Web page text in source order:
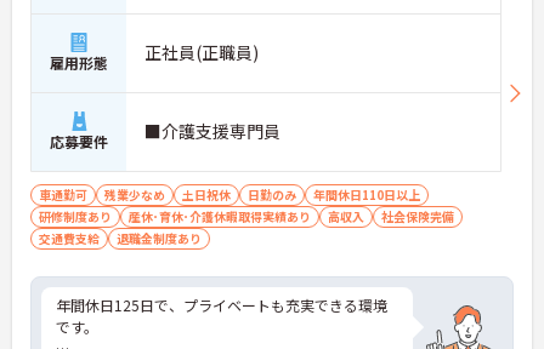
雇用形態 正社員(正職員)
応募要件 ■介護支援専門員
車通勤可 残業少なめ 土日祝休 日勤のみ
年間休日110日以上
研修制度あり
産休･育休･介護休暇取得実績あり 高収入
社会保険完備
交通費支給
退職金制度あり
年間休日125日で、プライベートも充実できる環境
です。